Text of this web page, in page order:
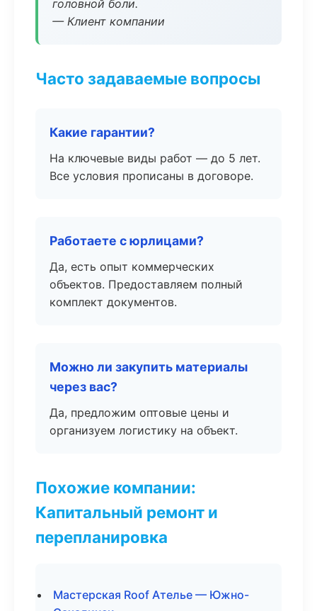
головной боли.
— Клиент компании
Часто задаваемые вопросы
Какие гарантии?
На ключевые виды работ — до 5 лет.
Все условия прописаны в договоре.
Работаете с юрлицами?
Да, есть опыт коммерческих
объектов. Предоставляем полный
комплект документов.
Можно ли закупить материалы
через вас?
Да, предложим оптовые цены и
организуем логистику на объект.
Похожие компании:
Капитальный ремонт и
перепланировка
Мастерская Roof Ателье — Южно-